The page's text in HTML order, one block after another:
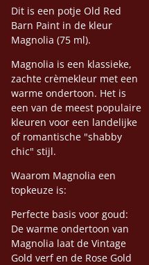
Dit is een potje Old Red
Barn Paint in de kleur
Magnolia (75 ml).
Magnolia is een klassieke,
zachte crèmekleur met een
warme ondertoon. Het is
een van de meest populaire
kleuren voor een landelijke
of romantische "shabby
chic" stijl.
Waarom Magnolia een
topkeuze is:
Perfecte basis voor goud:
De warme ondertoon van
Magnolia laat de Vintage
Gold verf en de Rose Gold